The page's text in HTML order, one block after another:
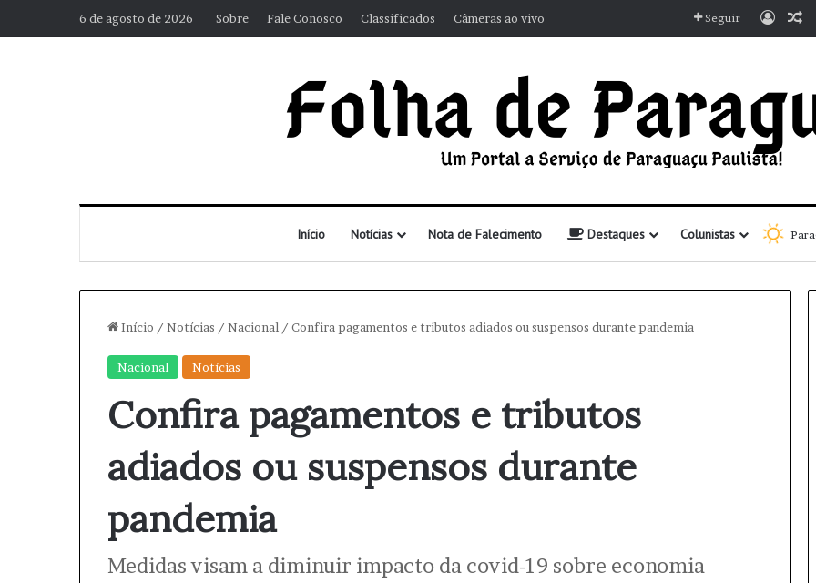
6 de agosto de 2026 Sobre Fale Conosco Classificados Câmeras ao vivo Seguir
Início Notícias Nota de Falecimento Destaques Colunistas
Início / Notícias / Nacional / Confira pagamentos e tributos adiados ou suspensos durante pandemia
Nacional Notícias
Confira pagamentos e tributos
adiados ou suspensos durante
pandemia
Medidas visam a diminuir impacto da covid-19 sobre economia